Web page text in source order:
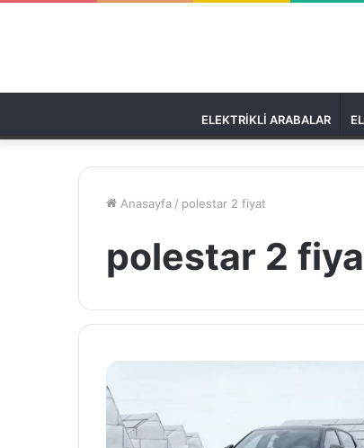
ELEKTRIKLI ARABALAR
Anasayfa / polestar 2 fiyat
polestar 2